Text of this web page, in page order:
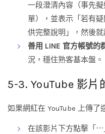
一段澄清內容（事先
單），並表示「若有
供完整說明」，然後
善用 LINE 官方帳號的
況，穩住熟客基本盤。
5-3. YouTube 影片
如果網紅在 YouTube 上傳了
在該影片下方點擊「